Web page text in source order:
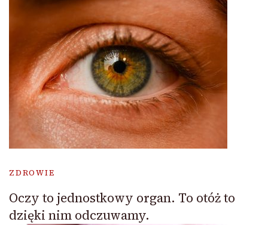
ZDROWIE
Oczy to jednostkowy organ. To otóż to
dzięki nim odczuwamy.